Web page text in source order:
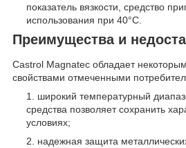
показатель вязкости, средство
использования при 40°С.
Преимущества и
Castrol Magnatec обладает
свойствами отмеченными
широкий температурный
средства позволяет сохранить
условиях;
надежная защита